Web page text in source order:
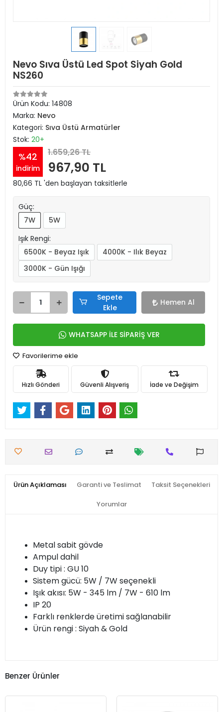
Nevo Sıva Üstü Led Spot Siyah Gold
NS260
Ürün Kodu: 14808
Marka: Nevo
Kategori: Sıva Üstü Armatürler
Stok: 20+
%42
indirim
1.659,26 TL
967,90 TL
80,66 TL 'den başlayan taksitlerle
Güç:
7W
5W
Işık Rengi:
6500K - Beyaz Işık
4000K - Ilık Beyaz
3000K - Gün Işığı
Sepete
Ekle
Hemen Al
WHATSAPP İLE SİPARİŞ VER
Favorilerime ekle
Hızlı Gönderi Güvenli Alışveriş İade ve Değişim
Ürün Açıklaması Garanti ve Teslimat Taksit Seçenekleri
Yorumlar
Metal sabit gövde
Ampul dahil
Duy tipi : GU 10
Sistem gücü: 5W / 7W seçenekli
Işık akısı: 5W - 345 lm / 7W - 610 lm
IP 20
Farklı renklerde üretimi sağlanabilir
Ürün rengi : Siyah & Gold
Benzer Ürünler